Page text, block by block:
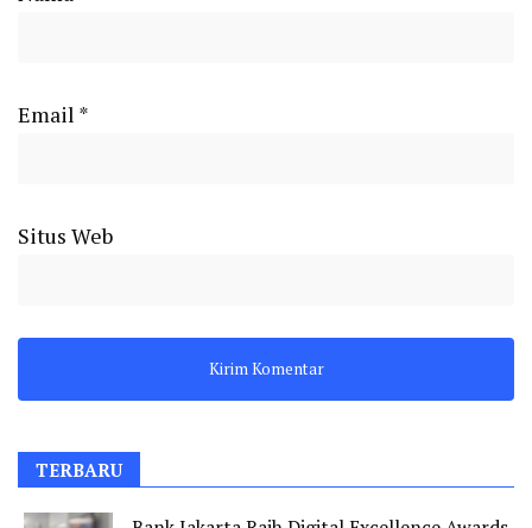
Email *
Situs Web
TERBARU